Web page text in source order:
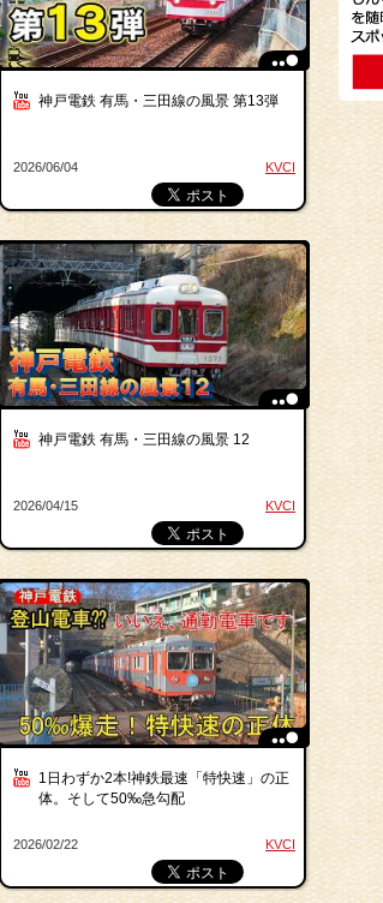
神戸電鉄 有馬・三田線の風景 第13弾
KVCI
2026/06/04
神戸電鉄 有馬・三田線の風景 12
KVCI
2026/04/15
1日わずか2本!神鉄最速「特快速」の正
体。そして50‰急勾配
KVCI
2026/02/22